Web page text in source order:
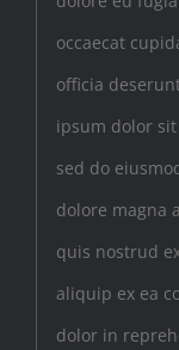
occaecat
officia
ipsum dolor
sed do
dolore magna
quis nostrud
aliquip ex ea
dolor in